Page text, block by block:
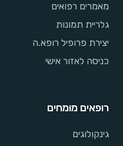
מאמרים רפואים
גלריית תמונות
יצירת פרופיל רופא.ה
כניסה לאזור אישי
רופאים מומחים
גינקולוגים